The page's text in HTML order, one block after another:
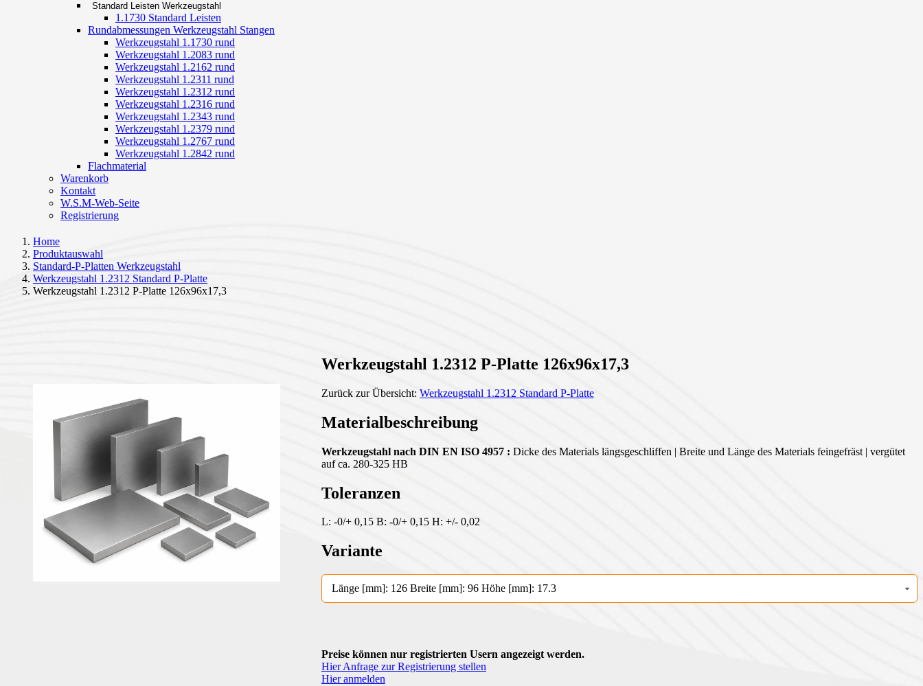
Standard Leisten Werkzeugstahl
1.1730 Standard Leisten
Rundabmessungen Werkzeugstahl Stangen
Werkzeugstahl 1.1730 rund
Werkzeugstahl 1.2083 rund
Werkzeugstahl 1.2162 rund
Werkzeugstahl 1.2311 rund
Werkzeugstahl 1.2312 rund
Werkzeugstahl 1.2316 rund
Werkzeugstahl 1.2343 rund
Werkzeugstahl 1.2379 rund
Werkzeugstahl 1.2767 rund
Werkzeugstahl 1.2842 rund
Flachmaterial
Warenkorb
Kontakt
W.S.M-Web-Seite
Registrierung
Home
Produktauswahl
Standard-P-Platten Werkzeugstahl
Werkzeugstahl 1.2312 Standard P-Platte
Werkzeugstahl 1.2312 P-Platte 126x96x17,3
Werkzeugstahl 1.2312 P-Platte 126x96x17,3
Zurück zur Übersicht: Werkzeugstahl 1.2312 Standard P-Platte
Materialbeschreibung
Werkzeugstahl nach DIN EN ISO 4957 : Dicke des Materials längsgeschliffen | Breite und Länge des Materials feingefräst | vergütet
auf ca. 280-325 HB
Toleranzen
L: -0/+ 0,15 B: -0/+ 0,15 H: +/- 0,02
Variante
Länge [mm]: 126 Breite [mm]: 96 Höhe [mm]: 17.3
Preise können nur registrierten Usern angezeigt werden.
Hier Anfrage zur Registrierung stellen
Hier anmelden